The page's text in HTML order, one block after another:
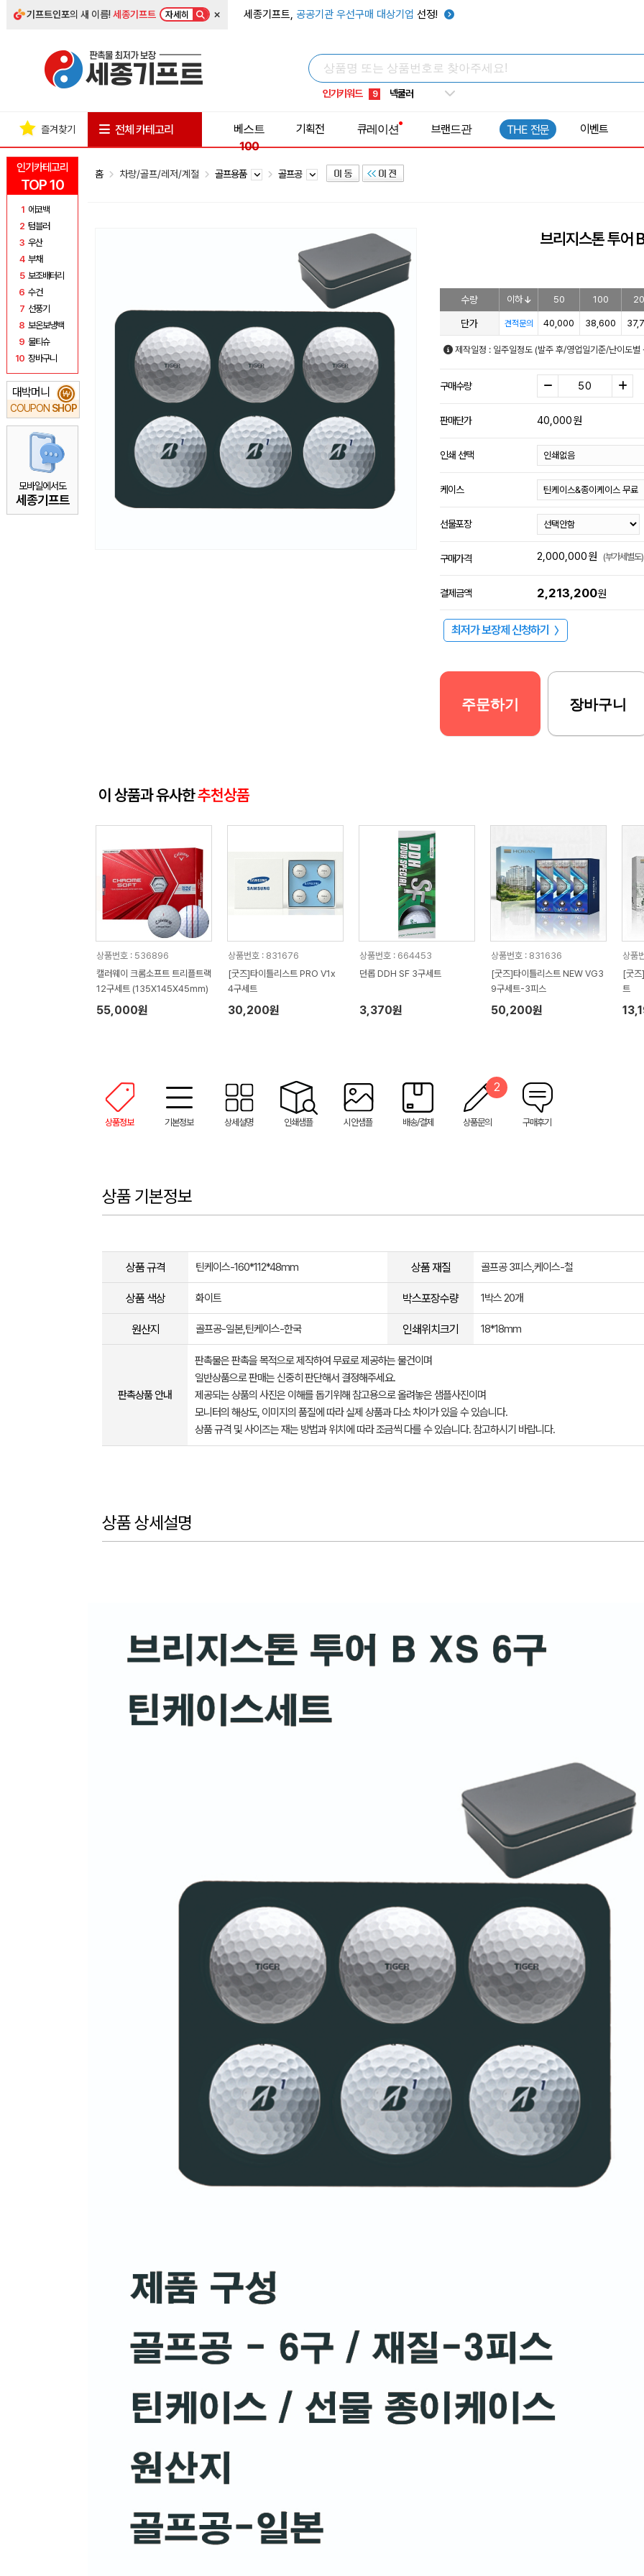
기프트인포의 새 이름!세종기프트 자세히 × 세종기프트, 공공기관 우선구매 대상기업 선정!
인기키워드
5 키캡
8 쿨토시
9 넥쿨러
1 선풍기
인기카테고리
TOP 10
1 에코백
2 텀블러
3 우산
4 부채
5 보조배터리
6 수건
7 선풍기
8 보온보냉백
9 물티슈
10 장바구니
대박머니
COUPON SHOP
₩
모바일에서도
세종기프트
즐겨찾기 전체 카테고리
베스트
100
기획전 큐레이션 브랜드관 THE 전문 이벤트
홈 차량/골프/레저/계절 골프용품 골프공
브리지스톤 투어
수량 이하 50 100
단가 견적문의 40,000 38,600
제작일정 : 일주일정도 (발주 후/영업일기준/난이도별
구매수량
판매단가 40,000원
인쇄 선택
케이스
선물포장
구매가격 2,000,000원 (부가세별도)
결제금액 2,213,200원
최저가 보장제 신청하기 〉
주문하기 장바구니
이 상품과 유사한추천상품
상품번호 : 536896
캘러웨이 크롬소프트 트리플트랙
12구세트 (135X145X45mm)
55,000원
상품번호 : 831676
[굿즈]타이틀리스트 PRO V1x
4구세트
30,200원
상품번호 : 664453
던롭 DDH SF 3구세트
3,370원
상품번호 : 831636
[굿즈]타이틀리스트 NEW VG3
9구세트-3피스
50,200원
상품
[굿즈
트
상품정보 기본정보 상세설명 인쇄샘플 시안샘플 배송/결제 상품문의
2
구매후기
상품 기본정보
상품 규격 틴케이스-160*112*48mm 상품 재질 골프공 3피스,케이스-철
상품 색상 화이트 박스포장수량 1박스 20개
원산지 골프공-일본,틴케이스-한국 인쇄위치크기 18*18mm
판촉상품 안내
판촉물은 판촉을 목적으로 제작하여 무료로 제공하는 물건이며
일반상품으로 판매는 신중히 판단해서 결정해주세요.
제공되는 상품의 사진은 이해를 돕기위해 참고용으로 올려놓은 샘플사진이며
모니터의 해상도, 이미지의 품질에 따라 실제 상품과 다소 차이가 있을 수 있습니다.
상품 규격 및 사이즈는 재는 방법과 위치에 따라 조금씩 다를 수 있습니다. 참고하시기 바랍니다.
상품 상세설명